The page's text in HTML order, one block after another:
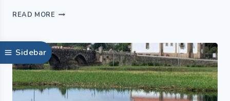
Sidebar
READ MORE